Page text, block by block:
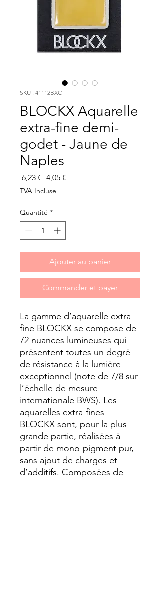
SKU : 41112BXC
BLOCKX Aquarelle
extra-fine demi-
godet - Jaune de
Naples
6,23 € Prix
original
4,05 €
TVA Incluse
Quantité *
Ajouter au panier
Commander et payer
La gamme d’aquarelle extra
fine BLOCKX se compose de
72 nuances lumineuses qui
présentent toutes un degré
de résistance à la lumière
exceptionnel (note de 7/8 sur
l’échelle de mesure
internationale BWS). Les
aquarelles extra-fines
BLOCKX sont, pour la plus
grande partie, réalisées à
partir de mono-pigment pur,
sans ajout de charges et
d’additifs. Composées de